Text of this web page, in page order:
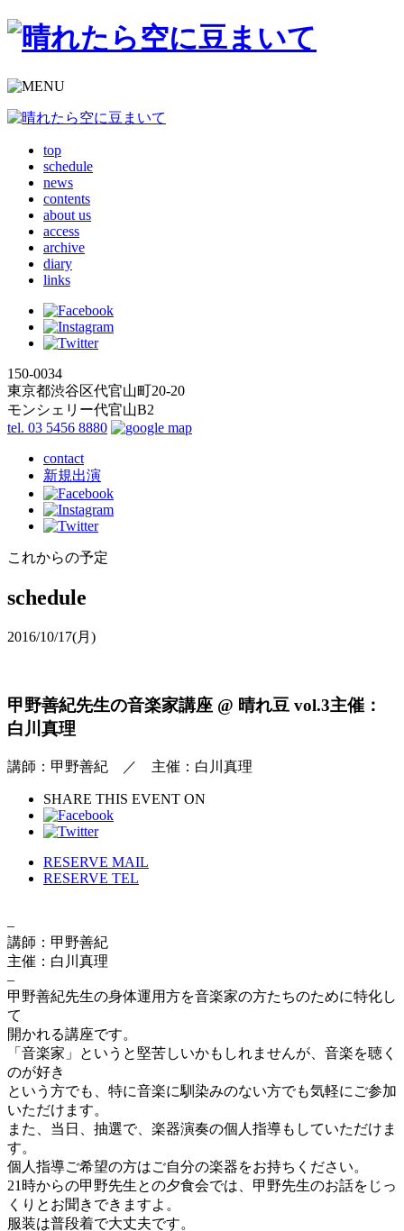
top
schedule
news
contents
about us
access
archive
diary
links
150-0034
東京都渋谷区代官山町20-20
モンシェリー代官山B2
tel. 03 5456 8880
contact
新規出演
これからの予定
schedule
2016/10/17(月)
甲野善紀先生の音楽家講座 @ 晴れ豆 vol.3主催：
白川真理
講師：甲野善紀 ／ 主催：白川真理
SHARE THIS EVENT ON
RESERVE MAIL
RESERVE TEL
–
講師：甲野善紀
主催：白川真理
–
甲野善紀先生の身体運用方を音楽家の方たちのために特化し
て
開かれる講座です。
「音楽家」というと堅苦しいかもしれませんが、音楽を聴く
のが好き
という方でも、特に音楽に馴染みのない方でも気軽にご参加
いただけます。
また、当日、抽選で、楽器演奏の個人指導もしていただけま
す。
個人指導ご希望の方はご自分の楽器をお持ちください。
21時からの甲野先生との夕食会では、甲野先生のお話をじっ
くりとお聞きできますよ。
服装は普段着で大丈夫です。